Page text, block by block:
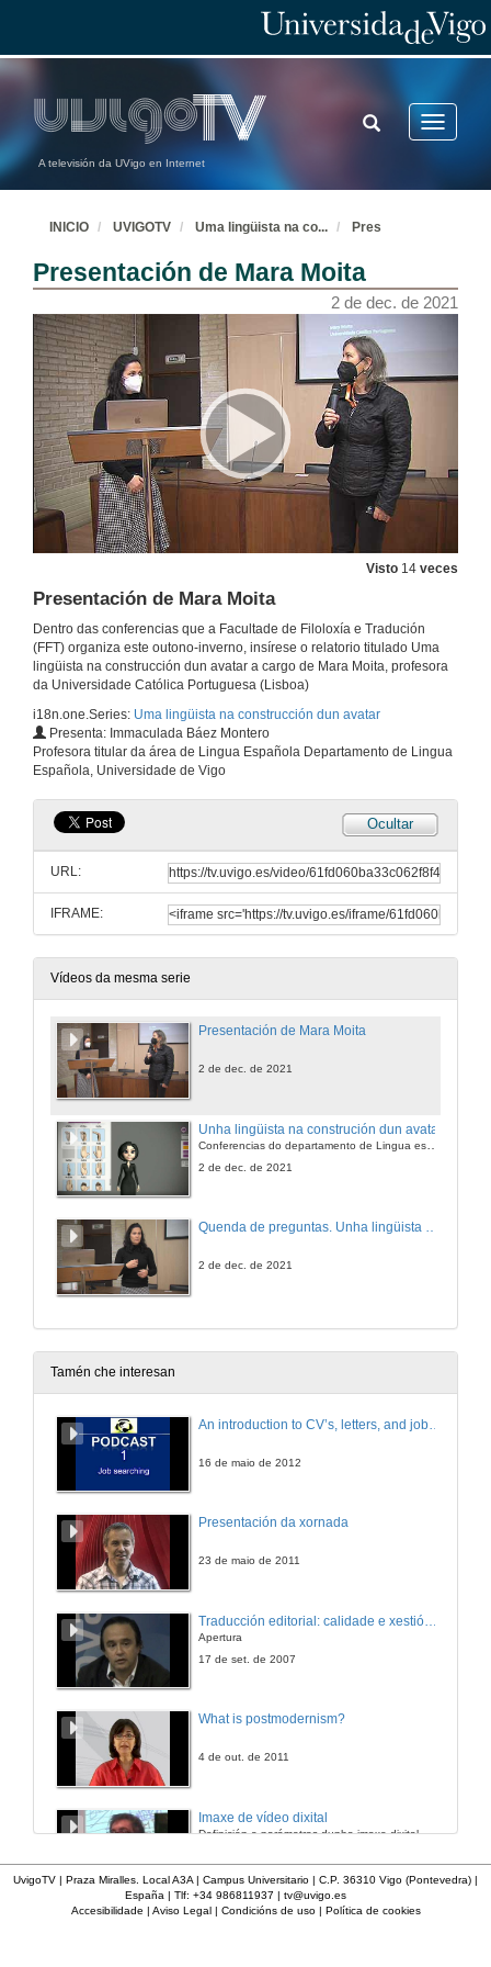
A televisión da UVigo en Internet
Toggle
TOGGLE
SEARCH
INICIO UVIGOTV Uma lingüista na co... Pres
Presentación de Mara Moita
2 de dec. de 2021
Visto 14 veces
Presentación de Mara Moita
Dentro das conferencias que a Facultade de Filoloxía e Tradución
(FFT) organiza este outono-inverno, insírese o relatorio titulado Uma
lingüista na construcción dun avatar a cargo de Mara Moita, profesora
da Universidade Católica Portuguesa (Lisboa)
i18n.one.Series: Uma lingüista na construcción dun avatar
Presenta: Immaculada Báez Montero
Profesora titular da área de Lingua Española Departamento de Lingua
Española, Universidade de Vigo
Ocultar
URL:
IFRAME:
Vídeos da mesma serie
Presentación de Mara Moita
2 de dec. de 2021
Unha lingüista na construción dun avatar
Conferencias do departamento de Lingua española outono-inverno de 2021
2 de dec. de 2021
Quenda de preguntas. Unha lingüista na construción dun avatar
2 de dec. de 2021
Tamén che interesan
16 de maio de 2012
Presentación da xornada
23 de maio de 2011
Apertura
17 de set. de 2007
What is postmodernism?
4 de out. de 2011
Imaxe de vídeo dixital
Definición e parámetros dunha imaxe dixital. Resolución e Aspecto. Profundidade da cor. Compresión. Frame por segundo. Entrelazado. Campos, cadros
Inauguración
UvigoTV | Praza Miralles. Local A3A | Campus Universitario | C.P. 36310 Vigo (Pontevedra) |
España | Tlf: +34 986811937 | tv@uvigo.es
Accesibilidade | Aviso Legal| Condicións de uso| Política de cookies